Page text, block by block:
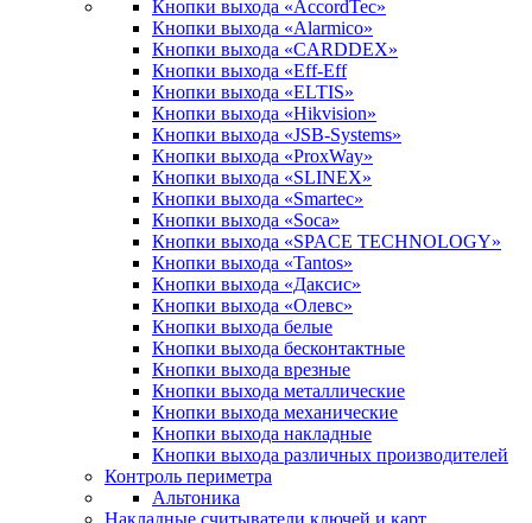
Кнопки выхода «AccordTec»
Кнопки выхода «Alarmico»
Кнопки выхода «CARDDEX»
Кнопки выхода «Eff-Eff
Кнопки выхода «ELTIS»
Кнопки выхода «Hikvision»
Кнопки выхода «JSB-Systems»
Кнопки выхода «ProxWay»
Кнопки выхода «SLINEX»
Кнопки выхода «Smartec»
Кнопки выхода «Soca»
Кнопки выхода «SPACE TECHNOLOGY»
Кнопки выхода «Tantos»
Кнопки выхода «Даксис»
Кнопки выхода «Олевс»
Кнопки выхода белые
Кнопки выхода бесконтактные
Кнопки выхода врезные
Кнопки выхода металлические
Кнопки выхода механические
Кнопки выхода накладные
Кнопки выхода различных производителей
Контроль периметра
Альтоника
Накладные считыватели ключей и карт